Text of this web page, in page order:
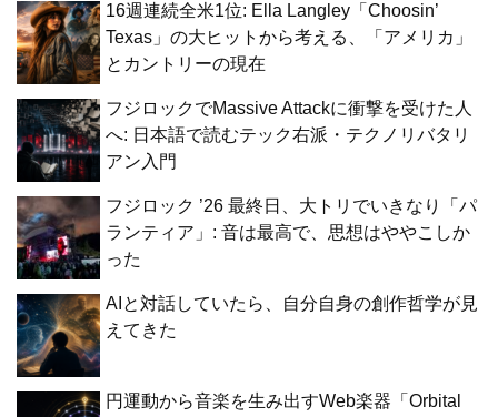
16週連続全米1位: Ella Langley「Choosin’
Texas」の大ヒットから考える、「アメリカ」
とカントリーの現在
フジロックでMassive Attackに衝撃を受けた人
へ: 日本語で読むテック右派・テクノリバタリ
アン入門
フジロック ’26 最終日、大トリでいきなり「パ
ランティア」: 音は最高で、思想はややこしか
った
AIと対話していたら、自分自身の創作哲学が見
えてきた
円運動から音楽を生み出すWeb楽器「Orbital